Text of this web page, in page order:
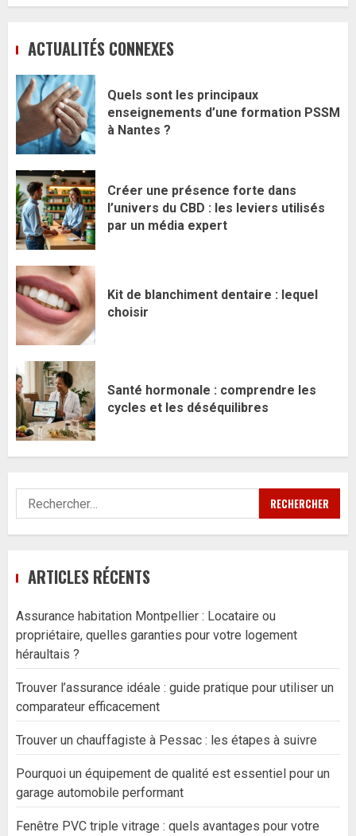
ACTUALITÉS CONNEXES
Quels sont les principaux
enseignements d’une formation PSSM
à Nantes ?
Créer une présence forte dans
l’univers du CBD : les leviers utilisés
par un média expert
Kit de blanchiment dentaire : lequel
choisir
Santé hormonale : comprendre les
cycles et les déséquilibres
Rechercher :
ARTICLES RÉCENTS
Assurance habitation Montpellier : Locataire ou
propriétaire, quelles garanties pour votre logement
héraultais ?
Trouver l’assurance idéale : guide pratique pour utiliser un
comparateur efficacement
Trouver un chauffagiste à Pessac : les étapes à suivre
Pourquoi un équipement de qualité est essentiel pour un
garage automobile performant
Fenêtre PVC triple vitrage : quels avantages pour votre